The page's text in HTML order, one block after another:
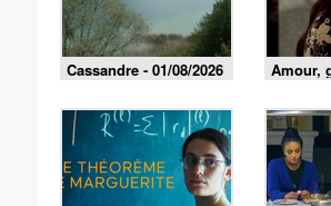
Cassandre - 01/08/2026 Amour,
beauté